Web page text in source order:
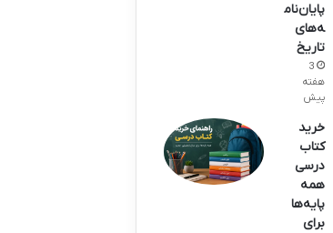
پایان‌نام
ه‌های
تاریخ
3
هفته
پیش
خرید
کتاب
درسی
همه
پایه‌ها
برای